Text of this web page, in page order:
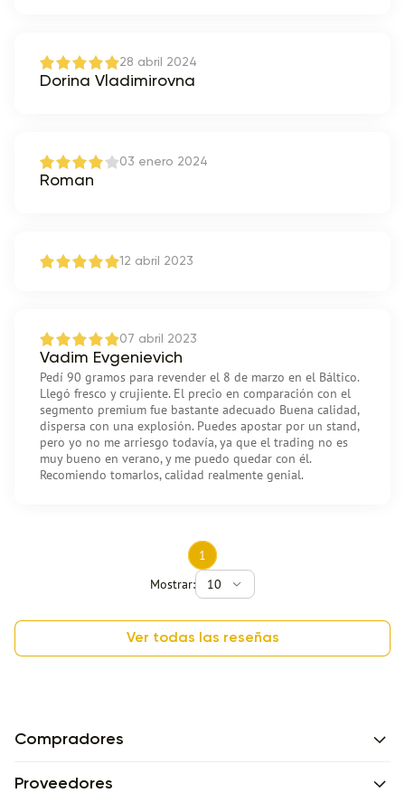
28 abril 2024
Dorina Vladimirovna
03 enero 2024
Roman
12 abril 2023
07 abril 2023
Vadim Evgenievich
Pedí 90 gramos para revender el 8 de marzo en el Báltico.
Llegó fresco y crujiente. El precio en comparación con el
segmento premium fue bastante adecuado Buena calidad,
dispersa con una explosión. Puedes apostar por un stand,
pero yo no me arriesgo todavía, ya que el trading no es
muy bueno en verano, y me puedo quedar con él.
Recomiendo tomarlos, calidad realmente genial.
1
Mostrar:
10
Ver todas las reseñas
Compradores
Proveedores